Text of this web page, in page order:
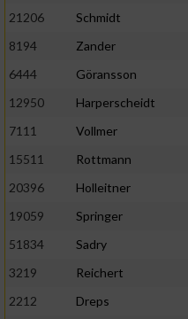
21206
Schmidt
8194
Zander
6444
Göransson
12950
Harperscheidt
7111
Vollmer
15511
Rottmann
20396
Holleitner
19059
Springer
51834
Sadry
3219
Reichert
2212
Dreps
Informationen identifizieren